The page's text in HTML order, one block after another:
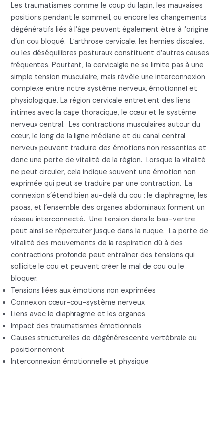
Les traumatismes comme le coup du lapin, les mauvaises
positions pendant le sommeil, ou encore les changements
dégénératifs liés à l’âge peuvent également être à l’origine
d’un cou bloqué. L’arthrose cervicale, les hernies discales,
ou les déséquilibres posturaux constituent d’autres causes
fréquentes. Pourtant, la cervicalgie ne se limite pas à une
simple tension musculaire, mais révèle une interconnexion
complexe entre notre système nerveux, émotionnel et
physiologique. La région cervicale entretient des liens
intimes avec la cage thoracique, le cœur et le système
nerveux central. Les contractions musculaires autour du
cœur, le long de la ligne médiane et du canal central
nerveux peuvent traduire des émotions non ressenties et
donc une perte de vitalité de la région. Lorsque la vitalité
ne peut circuler, cela indique souvent une émotion non
exprimée qui peut se traduire par une contraction. La
connexion s’étend bien au-delà du cou : le diaphragme, les
psoas, et l’ensemble des organes abdominaux forment un
réseau interconnecté. Une tension dans le bas-ventre
peut ainsi se répercuter jusque dans la nuque. La perte de
vitalité des mouvements de la respiration dû à des
contractions profonde peut entraîner des tensions qui
sollicite le cou et peuvent créer le mal de cou ou le
bloquer.
Tensions liées aux émotions non exprimées
Connexion cœur-cou-système nerveux
Liens avec le diaphragme et les organes
Impact des traumatismes émotionnels
Causes structurelles de dégénérescente vertébrale ou
positionnement
Interconnexion émotionnelle et physique